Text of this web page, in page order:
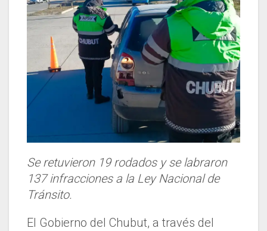
Se retuvieron 19 rodados y se labraron
137 infracciones a la Ley Nacional de
Tránsito.
El Gobierno del Chubut, a través del